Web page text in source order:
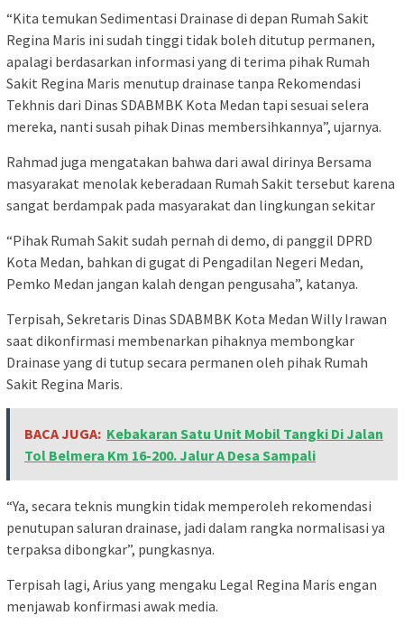
“Kita temukan Sedimentasi Drainase di depan Rumah Sakit
Regina Maris ini sudah tinggi tidak boleh ditutup permanen,
apalagi berdasarkan informasi yang di terima pihak Rumah
Sakit Regina Maris menutup drainase tanpa Rekomendasi
Tekhnis dari Dinas SDABMBK Kota Medan tapi sesuai selera
mereka, nanti susah pihak Dinas membersihkannya”, ujarnya.
Rahmad juga mengatakan bahwa dari awal dirinya Bersama
masyarakat menolak keberadaan Rumah Sakit tersebut karena
sangat berdampak pada masyarakat dan lingkungan sekitar
“Pihak Rumah Sakit sudah pernah di demo, di panggil DPRD
Kota Medan, bahkan di gugat di Pengadilan Negeri Medan,
Pemko Medan jangan kalah dengan pengusaha”, katanya.
Terpisah, Sekretaris Dinas SDABMBK Kota Medan Willy Irawan
saat dikonfirmasi membenarkan pihaknya membongkar
Drainase yang di tutup secara permanen oleh pihak Rumah
Sakit Regina Maris.
BACA JUGA: Kebakaran Satu Unit Mobil Tangki Di Jalan
Tol Belmera Km 16-200. Jalur A Desa Sampali
“Ya, secara teknis mungkin tidak memperoleh rekomendasi
penutupan saluran drainase, jadi dalam rangka normalisasi ya
terpaksa dibongkar”, pungkasnya.
Terpisah lagi, Arius yang mengaku Legal Regina Maris engan
menjawab konfirmasi awak media.